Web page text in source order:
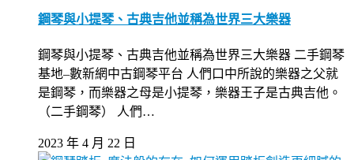
鋼琴與小提琴、古典吉他並稱為世界三大樂器
鋼琴與小提琴、古典吉他並稱為世界三大樂器 二手鋼琴
基地–數新網中古鋼琴平台 人們口中所說的樂器之父就
是鋼琴，而樂器之母是小提琴，樂器王子是古典吉他。
（二手鋼琴） 人們…
2023 年 4 月 22 日